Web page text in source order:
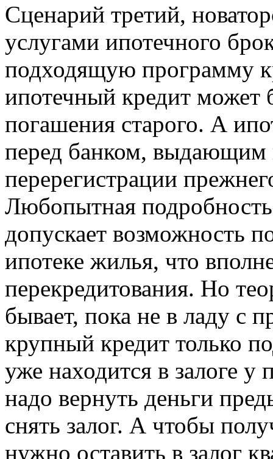
Сценарий третий,
услугами ипотечного
подходящую программу
ипотечный кредит может
погашения старого. А
перед банком, выдающим
перерегистрации
Любопытная
допускает возможность
ипотеке жилья, что
перекредитования. Но
бывает, пока не в ладу с
крупный кредит только
уже находится в залоге у
надо вернуть деньги
снять залог. А чтобы
нужно оставить в залог